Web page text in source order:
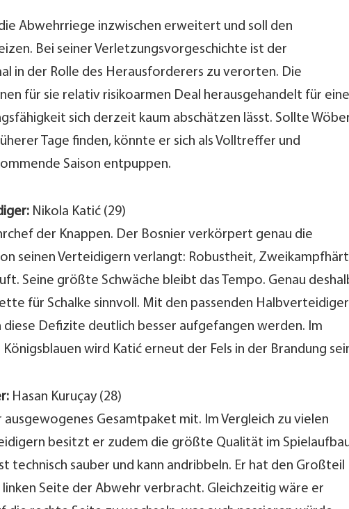
Abwehrriege inzwischen erweitert und soll den
Bei seiner Verletzungsvorgeschichte ist der
in der Rolle des Herausforderers zu verorten. Die
für sie relativ risikoarmen Deal herausgehandelt für
sich derzeit kaum abschätzen lässt. Sollte
Tage finden, könnte er sich als Volltreffer und
Saison entpuppen.
Nikola Katić (29)
der Knappen. Der Bosnier verkörpert genau die
seinen Verteidigern verlangt: Robustheit,
Seine größte Schwäche bleibt das Tempo. Genau
für Schalke sinnvoll. Mit den passenden
diese Defizite deutlich besser aufgefangen werden. Im
wird Katić erneut der Fels in der Brandung
Hasan Kuruçay (28)
ausgewogenes Gesamtpaket mit. Im Vergleich zu vielen
besitzt er zudem die größte Qualität im
technisch sauber und kann andribbeln. Er hat den Großteil
Seite der Abwehr verbracht. Gleichzeitig wäre er